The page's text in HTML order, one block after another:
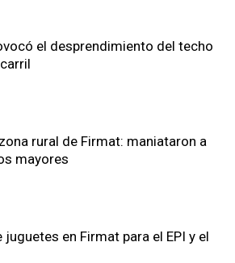
el desprendimiento del techo
rural de Firmat: maniataron a
mayores
en Firmat para el EPI y el